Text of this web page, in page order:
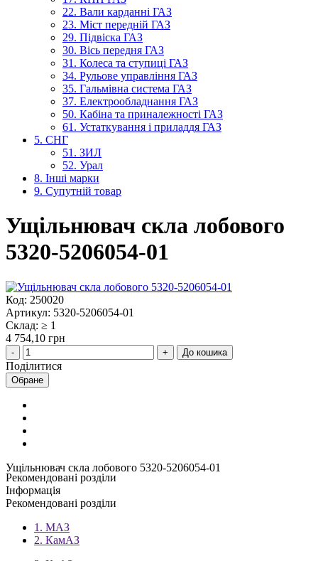
22. Вали карданні ГАЗ
23. Міст передній ГАЗ
29. Підвіска ГАЗ
30. Вісь передня ГАЗ
31. Колеса та ступиці ГАЗ
34. Рульове управління ГАЗ
35. Гальмівна система ГАЗ
37. Електрообладнання ГАЗ
50. Кабіна та приналежності ГАЗ
61. Устаткування і приладдя ГАЗ
5. СНГ
51. ЗИЛ
52. Урал
8. Інші марки
9. Супутній товар
Ущільнювач скла лобового
5320-5206054-01
Код: 250020
Артикул: 5320-5206054-01
Склад: ≥ 1
4 754,10 грн
До кошика
Поділитися
Обране
Ущільнювач скла лобового 5320-5206054-01
Рекомендовані розділи
Інформація
Рекомендовані розділи
1. МАЗ
2. КамАЗ